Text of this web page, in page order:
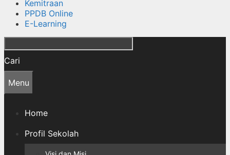
Kemitraan
PPDB Online
E-Learning
Cari
Menu
Home
Profil Sekolah